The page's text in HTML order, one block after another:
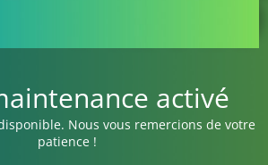
activé
Nous vous remercions de votre
patience !